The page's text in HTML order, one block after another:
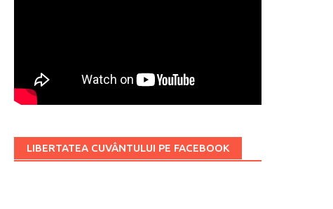
LIBERTATEA CUVÂNTULUI PE FACEBOOK